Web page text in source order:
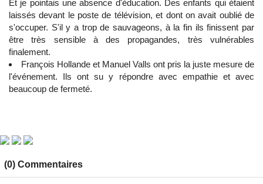
Et je pointais une absence d'éducation. Des enfants qui étaient
laissés devant le poste de télévision, et dont on avait oublié de
s'occuper. S'il y a trop de sauvageons, à la fin ils finissent par
être très sensible à des propagandes, très vulnérables
finalement.
François Hollande et Manuel Valls ont pris la juste mesure de
l'événement. Ils ont su y répondre avec empathie et avec
beaucoup de fermeté.
(0) Commentaires